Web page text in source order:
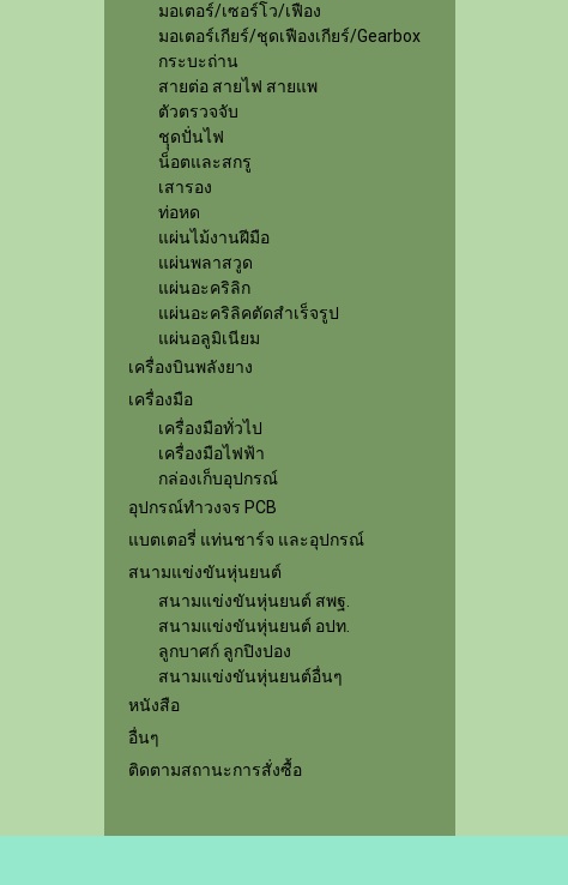
มอเตอร์/เซอร์โว/เฟือง
มอเตอร์เกียร์/ชุดเฟืองเกียร์/Gearbox
กระบะถ่าน
สายต่อ สายไฟ สายแพ
ตัวตรวจจับ
ชุุดปั่นไฟ
น็อตและสกรู
เสารอง
ท่อหด
แผ่นไม้งานฝีมือ
แผ่นพลาสวูด
แผ่นอะคริลิก
แผ่นอะคริลิคตัดสำเร็จรูป
แผ่นอลูมิเนียม
เครื่องบินพลังยาง
เครื่องมือ
เครื่องมือทั่วไป
เครื่องมือไฟฟ้า
กล่องเก็บอุปกรณ์
อุปกรณ์ทำวงจร PCB
แบตเตอรี่ แท่นชาร์จ และอุปกรณ์
สนามแข่งขันหุ่นยนต์
สนามแข่งขันหุ่นยนต์ สพฐ.
สนามแข่งขันหุ่นยนต์ อปท.
ลูกบาศก์ ลูกปิงปอง
สนามแข่งขันหุ่นยนต์อื่นๆ
หนังสือ
อื่นๆ
ติดตามสถานะการสั่งซื้อ